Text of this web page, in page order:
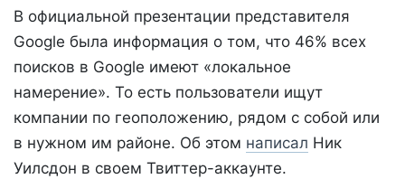
В официальной презентации представителя
Google была информация о том, что 46% всех
поисков в Google имеют «локальное
намерение». То есть пользователи ищут
компании по геоположению, рядом с собой или
в нужном им районе. Об этом написал Ник
Уилсдон в своем Твиттер-аккаунте.